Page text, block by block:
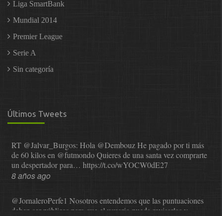
Liga SmartBank
Mundial 2014
Premier League
Serie A
Sin categoría
Últimos Tweets
RT @Jalvar_Burgos: Hola @DembouzHe pagado por ti más
de 60 kilos en @futmondoQuieres de una santa vez comprarte
un despertador para… https://t.co/wYOCW0dE27
8 años ago
@JornaleroPerfe1 Nosotros entendemos que las puntuaciones
deben ser públicas para que el usuario pueda revisarlas y…